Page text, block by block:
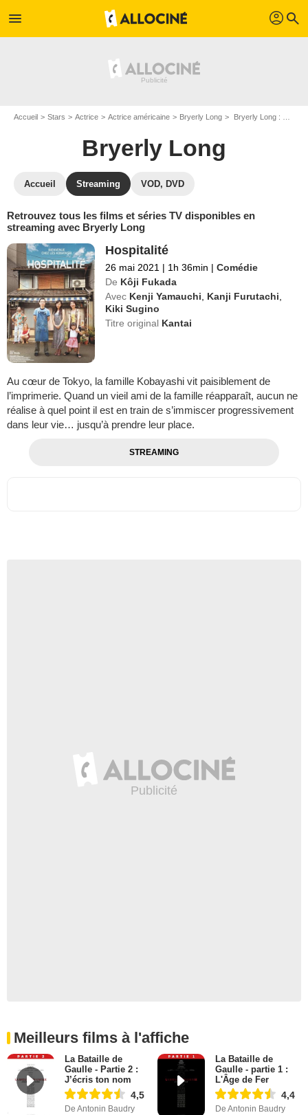
menu profil search
Accueil Stars Actrice Actrice américaine Bryerly Long Bryerly Long : Films et séries online
Bryerly Long
Accueil Streaming VOD, DVD
Retrouvez tous les films et séries TV disponibles en
streaming avec Bryerly Long
Hospitalité
26 mai 2021 | 1h 36min | Comédie
De Kôji Fukada
Avec Kenji Yamauchi Kanji Furutachi
Kiki Sugino
Titre original Kantai
Au cœur de Tokyo, la famille Kobayashi vit paisiblement de
l’imprimerie. Quand un vieil ami de la famille réapparaît, aucun ne
réalise à quel point il est en train de s’immiscer progressivement
dans leur vie… jusqu’à prendre leur place.
STREAMING
Meilleurs films à l'affiche
La Bataille de
Gaulle - Partie 2 :
J’écris ton nom
4,5
De Antonin Baudry
La Bataille de
Gaulle - partie 1 :
L'Âge de Fer
4,4
De Antonin Baudry